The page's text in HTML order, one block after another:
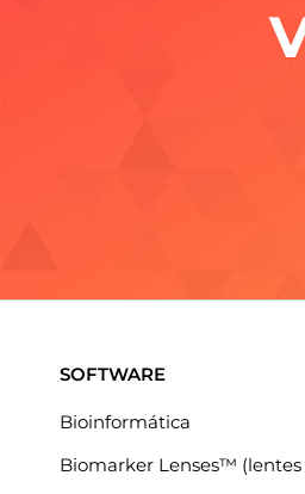
SOFTWARE
Bioinformática
Biomarker Lenses™